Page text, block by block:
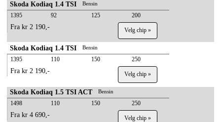
Skoda Kodiaq 1.4 TSI Bensin
1395 92 125 200
Fra kr 2 190,- Velg chip »
Skoda Kodiaq 1.4 TSI Bensin
1395 110 150 250
Fra kr 2 190,- Velg chip »
Skoda Kodiaq 1.5 TSI ACT Bensin
1498 110 150 250
Fra kr 4 690,- Velg chip »